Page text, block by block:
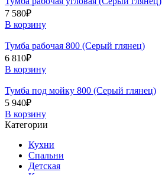
7 580₽
В корзину
Тумба рабочая 800 (Серый глянец)
6 810₽
В корзину
Тумба под мойку 800 (Серый глянец)
5 940₽
В корзину
Категории
Кухни
Спальни
Детская